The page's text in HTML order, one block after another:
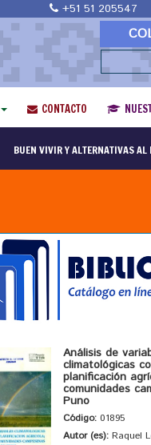
+51 51 205547
CONTACTO
BUEN VIVIR Y ALTERNATIVAS AL
Análisis de
climatológicas
planificación
comunidades
Puno
Código: 01895
Autor (es): Raquel